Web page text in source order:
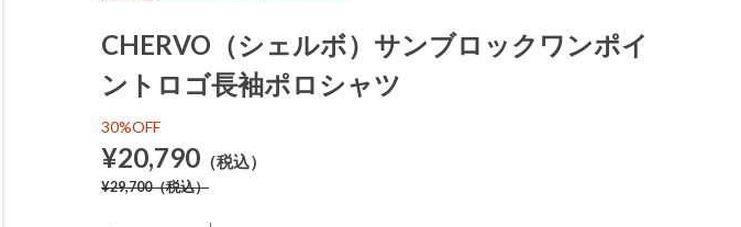
CHERVO（シェルボ）サンブロックワンポイ
ントロゴ長袖ポロシャツ
30%OFF
¥20,790 （税込）
¥29,700（税込）